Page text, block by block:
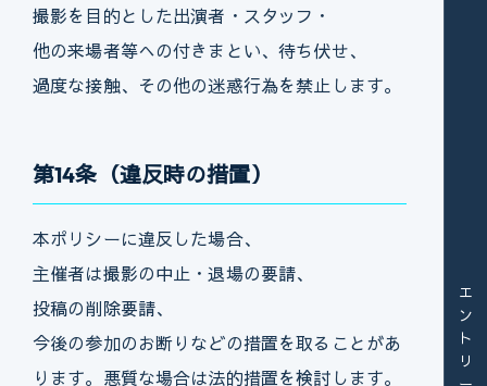
撮影を目的とした出演者・スタッフ・
他の来場者等への付きまとい、待ち伏せ、
過度な接触、その他の迷惑行為を禁止します。
第14条（違反時の措置）
本ポリシーに違反した場合、
主催者は撮影の中止・退場の要請、
投稿の削除要請、
今後の参加のお断りなどの措置を取ることがあ
ります。悪質な場合は法的措置を検討します。